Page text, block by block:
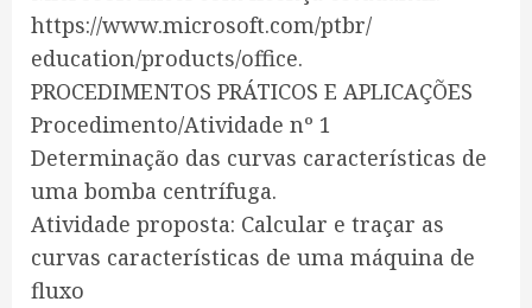
https://www.microsoft.com/ptbr/
education/products/office.
PROCEDIMENTOS PRÁTICOS E APLICAÇÕES
Procedimento/Atividade nº 1
Determinação das curvas características de
uma bomba centrífuga.
Atividade proposta: Calcular e traçar as
curvas características de uma máquina de
fluxo